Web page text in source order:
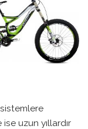
uzun yıllardır